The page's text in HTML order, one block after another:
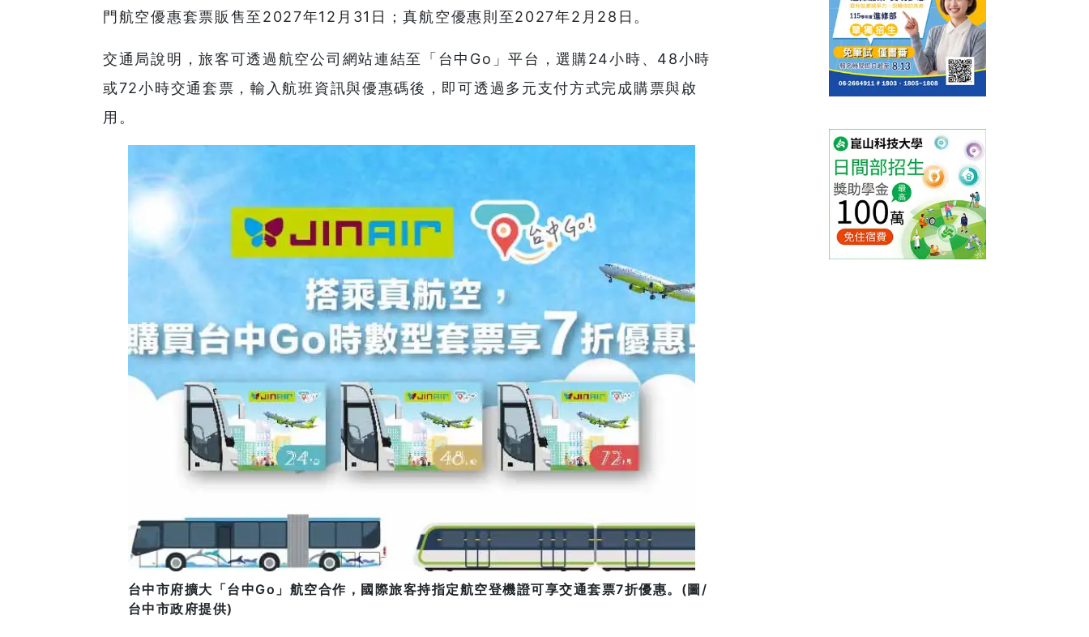
門航空優惠套票販售至2027年12月31日；真航空優惠則至2027年2月28日。
交通局說明，旅客可透過航空公司網站連結至「台中Go」平台，選購24小時、48小時
或72小時交通套票，輸入航班資訊與優惠碼後，即可透過多元支付方式完成購票與啟
用。
台中市府擴大「台中Go」航空合作，國際旅客持指定航空登機證可享交通套票7折優惠。(圖/
台中市政府提供)